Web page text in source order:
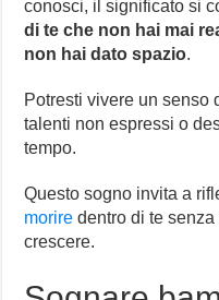
conosci, il significato si
di te che non hai mai
non hai dato spazio.
Potresti vivere un senso
talenti non espressi o
tempo.
Questo sogno invita a
morire dentro di te
crescere.